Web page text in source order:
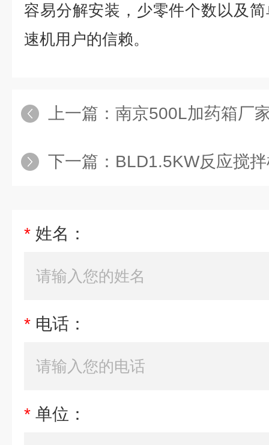
容易分解安装，少零件个数以及
速机用户的信赖。
上一篇： 南京500L加药箱厂
下一篇： BLD1.5KW反应搅
* 姓名：
* 电话：
* 单位：